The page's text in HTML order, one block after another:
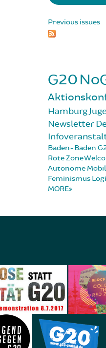
Previous issues
G20
Hamburg
Newsletter
Baden-Baden
Rote Zone
Autonome
Feminismus
MORE